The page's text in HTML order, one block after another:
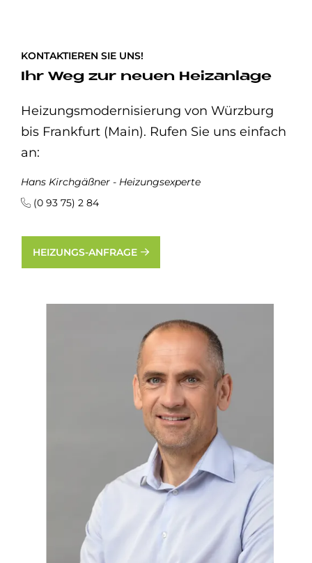
KONTAKTIEREN SIE UNS!
Ihr Weg zur neuen Heizanlage
Heizungsmodernisierung von Würzburg
bis Frankfurt (Main). Rufen Sie uns einfach
an:
Hans Kirchgäßner - Heizungsexperte
(0 93 75) 2 84
HEIZUNGS-ANFRAGE